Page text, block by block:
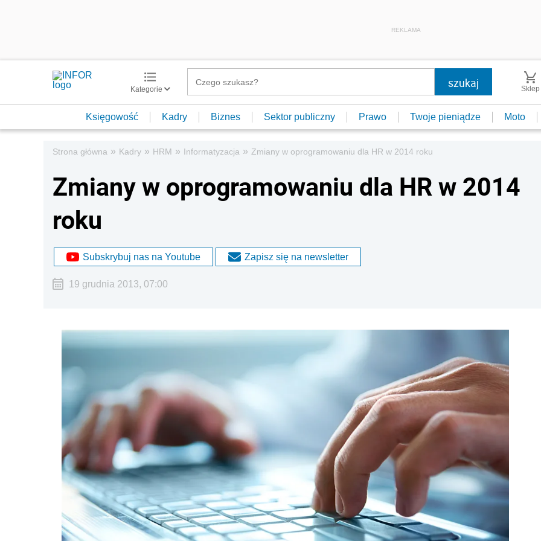
REKLAMA
Kategorie Sklep
Księgowość Kadry Biznes Sektor publiczny Prawo Twoje pieniądze Moto
Strona główna » Kadry » HRM » Informatyzacja » Zmiany w oprogramowaniu dla HR w 2014 roku
Zmiany w oprogramowaniu dla HR w 2014
roku
Subskrybuj nas na Youtube Zapisz się na newsletter
19 grudnia 2013, 07:00